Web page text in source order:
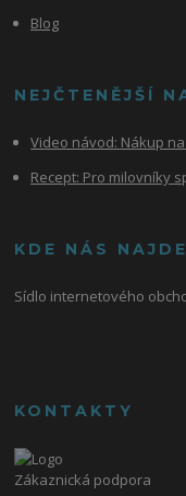
Blog
NEJČTENĚJŠÍ
Video návod: Nákup
Recept: Pro milovníky
KDE NÁS
Sídlo internetového
KONTAKTY
Zákaznická podpora